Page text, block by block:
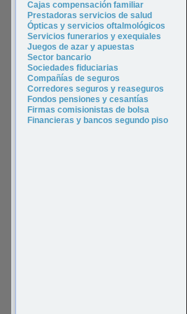
Cajas compensación familiar
Prestadoras servicios de salud
Ópticas y servicios oftalmológicos
Servicios funerarios y exequiales
Juegos de azar y apuestas
Sector bancario
Sociedades fiduciarias
Compañías de seguros
Corredores seguros y reaseguros
Fondos pensiones y cesantías
Firmas comisionistas de bolsa
Financieras y bancos segundo piso